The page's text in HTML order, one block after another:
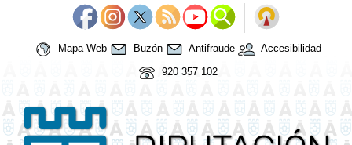
Mapa Web Buzón Antifraude
Accesibilidad
920 357 102